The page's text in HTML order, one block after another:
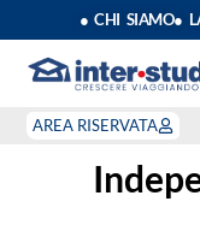
● CHI SIAMO●
AREA RISERVATA